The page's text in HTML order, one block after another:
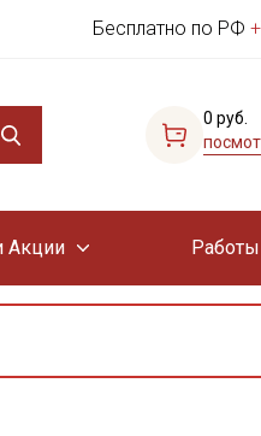
Бесплатно по РФ
0 руб.
Акции